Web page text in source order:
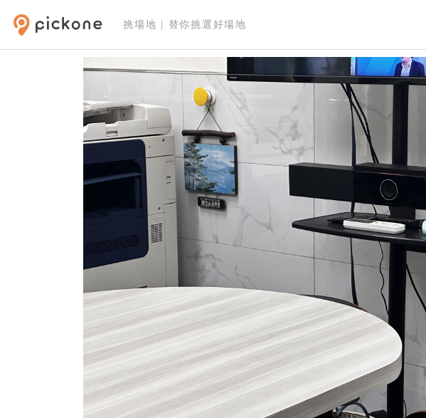
挑場地 | 替你挑選好場地